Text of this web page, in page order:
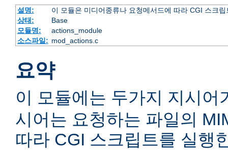
설명:
이 모듈은 미디어종류나 요청메서드에 따라 CGI 스크
상태:
Base
모듈명:
actions_module
소스파일: mod_actions.c
요약
이 모듈에는 두가지 지시어
시어는 요청하는 파일의
따라 CGI 스크립트를 실행